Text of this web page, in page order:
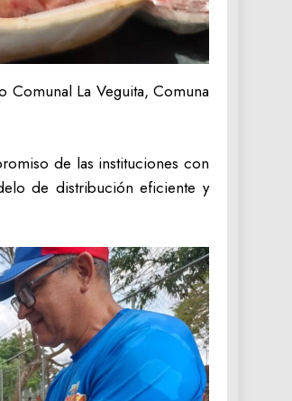
La Veguita, Comuna
de las instituciones con
de distribución eficiente y